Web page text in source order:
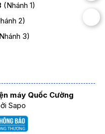
(Nhánh 1)
2)
3)
máy Quốc Cường
Sapo